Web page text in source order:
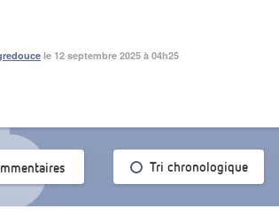
le 12 septembre 2025 à 04h25
popularité Tri chronologique